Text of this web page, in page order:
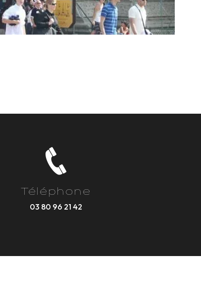
Téléphone
03 80 96 21 42